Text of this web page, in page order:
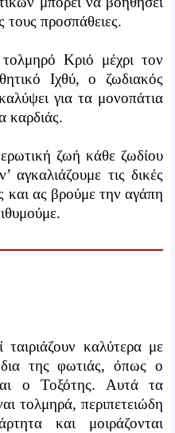
τους προσπάθειες.
Κριό μέχρι τον
Ιχθύ, ο ζωδιακός
για τα μονοπάτια
καρδιάς.
ζωή κάθε ζωδίου
τις δικές
και ας βρούμε την αγάπη
ταιριάζουν καλύτερα με
της φωτιάς, όπως ο
ο Τοξότης. Αυτά τα
τολμηρά, περιπετειώδη
και μοιράζονται